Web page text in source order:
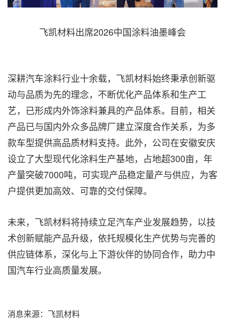
飞凯材料出席2026中国涂料油墨峰会
深耕汽车涂料行业十余载，飞凯材料始终秉承创新驱
动与品质为先的理念，不断优化产品体系和生产工
艺，已形成内外饰涂料兼具的产品体系。目前，相关
产品已与国内外众多品牌厂建立深度合作关系，为多
款车型提供高品质材料支持。此外，公司在安徽安庆
设立了大型现代化涂料生产基地，占地超300亩，年
产量突破7000吨，可实现产品稳定量产与供应，为客
户提供更加高效、可靠的交付保障。
未来，飞凯材料将持续立足汽车产业发展趋势，以技
术创新赋能产品升级，依托规模化生产优势与完善的
供应链体系，深化与上下游伙伴的协同合作，助力中
国汽车行业高质量发展。
消息来源：飞凯材料